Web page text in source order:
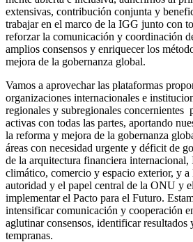
extensivas, contribución conjunta y
trabajar en el marco de la IGG junto con
reforzar la comunicación y coordinación
amplios consensos y enriquecer los
mejora de la gobernanza global.
Vamos a aprovechar las plataformas
organizaciones internacionales e
regionales y subregionales concernientes
activas con todas las partes, aportando
la reforma y mejora de la gobernanza
áreas con necesidad urgente y déficit de
de la arquitectura financiera
climático, comercio y espacio exterior, y
autoridad y el papel central de la ONU y
implementar el Pacto para el Futuro.
intensificar comunicación y cooperación
aglutinar consensos, identificar resultados
tempranas.